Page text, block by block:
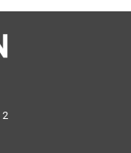
друзья рядом.
2